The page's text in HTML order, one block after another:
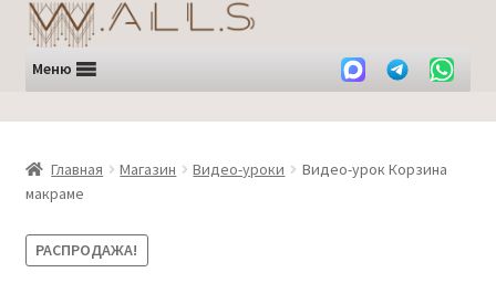
Перейти
к
навигации
Перейти
к
содержимому
Меню
Главная Магазин Видео-уроки
Видео-урок Корзина
макраме
РАСПРОДАЖА!